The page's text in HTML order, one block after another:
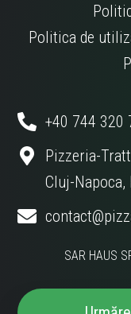
Politica de
+40 744 320
Pizzeria-
Cluj-Napoca,
SAR HAUS